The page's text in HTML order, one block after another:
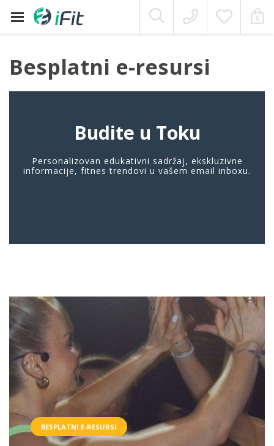
0
Moj Nalog
Besplatni e-resursi
Budite u Toku
Personalizovan edukativni sadržaj, ekskluzivne
informacije, fitnes trendovi u vašem email inboxu.
BESPLATNI E-RESURSI